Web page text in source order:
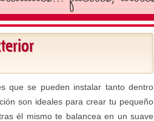
que se pueden instalar tanto dentro
son ideales para crear tu pequeño
él mismo te balancea en un suave